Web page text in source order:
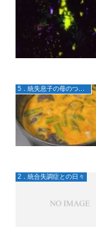
5．統失息子の母のつぶやき
2．統合失調症との日々